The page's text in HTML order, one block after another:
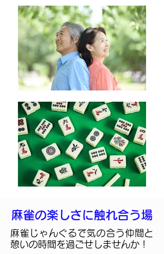
麻雀の楽しさに触れ合う場
​麻雀じゃんぐるで気の合う仲間と
憩いの時間を過ごせしませんか！